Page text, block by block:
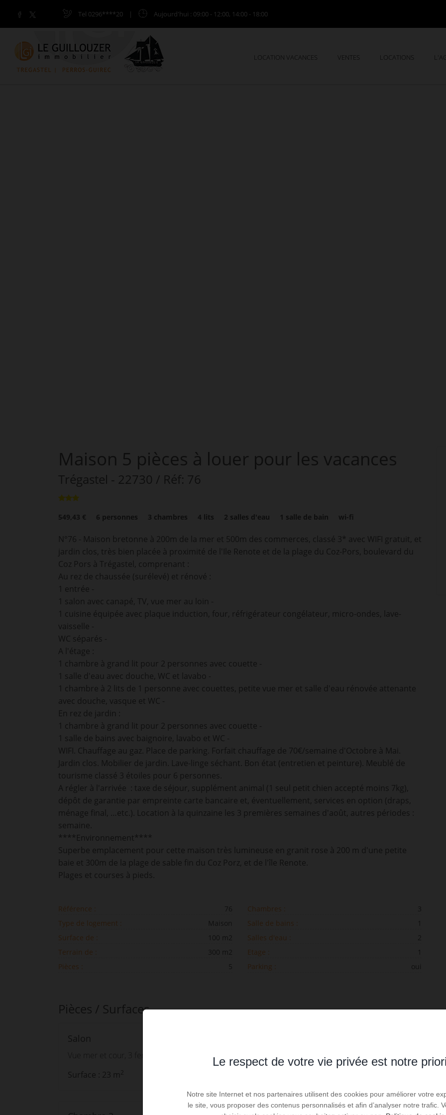
Tel 0296****20 | Aujourd'hui : 09:00 - 12:00, 14:00 - 18:00
LOCATION VACANCES VENTES LOCATIONS
Maison 5 pièces à louer pour les vacances
Trégastel - 22730 / Réf: 76
549,43 € 6 personnes 3 chambres 4 lits 2 salles d'eau 1 salle de bain wi-fi
N°76 - Maison bretonne à 200m de la mer et 500m des commerces, classé 3* avec WIFI gratuit, et
jardin clos, très bien placée à proximité de l'Ile Renote et de la plage du Coz-Pors, boulevard du
Coz Pors à Trégastel, comprenant :
Au rez de chaussée (surélevé) et rénové :
1 entrée -
1 salon avec canapé, TV, vue mer au loin -
1 cuisine équipée avec plaque induction, four, réfrigérateur congélateur, micro-ondes, lave-
vaisselle -
WC séparés -
A l'étage :
1 chambre à grand lit pour 2 personnes avec couette -
1 salle d'eau avec douche, WC et lavabo -
1 chambre à 2 lits de 1 personne avec couettes, petite vue mer et salle d'eau rénovée attenante
avec douche, vasque et WC -
En rez de jardin :
1 chambre à grand lit pour 2 personnes avec couette -
1 salle de bains avec baignoire, lavabo et WC -
WIFI. Chauffage au gaz. Place de parking. Forfait chauffage de 70€/semaine d'Octobre à Mai.
Jardin clos. Mobilier de jardin. Lave-linge séchant. Bon état (entretien et peinture). Meublé de
tourisme classé 3 étoiles pour 6 personnes.
A régler à l'arrivée : taxe de séjour, supplément animal (1 seul petit chien accepté moins 7kg),
dépôt de garantie par empreinte carte bancaire et, éventuellement, services en option (draps,
ménage final, …etc.). Location à la quinzaine les 3 premières semaines d'août, autres périodes :
semaine.
****Environnement****
Superbe emplacement pour cette maison très lumineuse en granit rose à 200 m d'une petite
baie et 300m de la plage de sable fin du Coz Porz, et de l'île Renote.
Plages et courses à pieds.
Référence :
76
Type de logement :
Maison
Surface de :
100 m2
Terrain de :
300 m2
Pièces :
5
Chambres :
3
Salle de bains :
Salles d'eau :
2
Etage :
Parking :
oui
Pièces / Surfaces
Salon
Vue mer et cour, 3 fenêtres, canapé, TV
Surface : 23 m2
Vue cour, 2 fenêtres, 1 grand lit 140cm
Le respect de votre vie privée est notre
Notre site Internet et nos partenaires utilisent des cookies pour améliorer votre
le site, vous proposer des contenus personnalisés et afin d’analyser notre trafic.